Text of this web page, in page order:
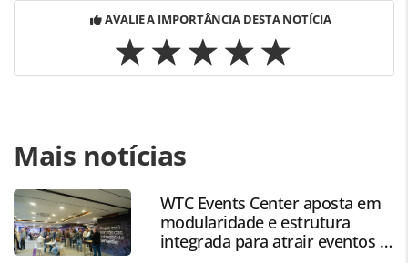
AVALIE A IMPORTÂNCIA DESTA NOTÍCIA
https://www.panrotas.com.br/viagens-de-
luxo/eventos/2024/12/luxo-testa-seus-limites-com-
brasileiros-veja-fotos-da-iltm-cannes-2024_212335.html ou
as ferramentas oferecidas na página. Todo o conteúdo
produzido pela PANROTAS Editora é protegido pela
legislação brasileira sobre direito autoral. Não reproduza o
Mais notícias
WTC Events Center aposta em
modularidade e estrutura
integrada para atrair eventos a